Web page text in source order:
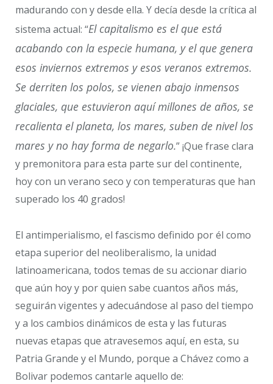
madurando con y desde ella. Y decía desde la crítica al
sistema actual: “El capitalismo es el que está
acabando con la especie humana, y el que genera
esos inviernos extremos y esos veranos extremos.
Se derriten los polos, se vienen abajo inmensos
glaciales, que estuvieron aquí millones de años, se
recalienta el planeta, los mares, suben de nivel los
mares y no hay forma de negarlo.” ¡Que frase clara
y premonitora para esta parte sur del continente,
hoy con un verano seco y con temperaturas que han
superado los 40 grados!
El antimperialismo, el fascismo definido por él como
etapa superior del neoliberalismo, la unidad
latinoamericana, todos temas de su accionar diario
que aún hoy y por quien sabe cuantos años más,
seguirán vigentes y adecuándose al paso del tiempo
y a los cambios dinámicos de esta y las futuras
nuevas etapas que atravesemos aquí, en esta, su
Patria Grande y el Mundo, porque a Chávez como a
Bolivar podemos cantarle aquello de: